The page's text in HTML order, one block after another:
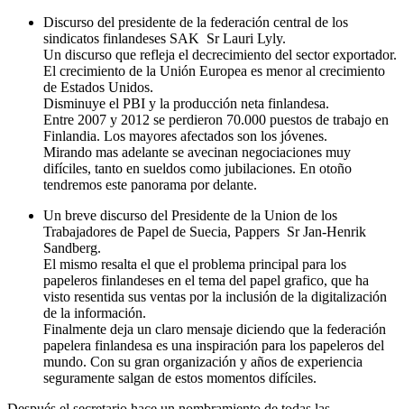
Discurso del presidente de la federación central de los
sindicatos finlandeses SAK Sr Lauri Lyly.
Un discurso que refleja el decrecimiento del sector exportador.
El crecimiento de la Unión Europea es menor al crecimiento
de Estados Unidos.
Disminuye el PBI y la producción neta finlandesa.
Entre 2007 y 2012 se perdieron 70.000 puestos de trabajo en
Finlandia. Los mayores afectados son los jóvenes.
Mirando mas adelante se avecinan negociaciones muy
difíciles, tanto en sueldos como jubilaciones. En otoño
tendremos este panorama por delante.
Un breve discurso del Presidente de la Union de los
Trabajadores de Papel de Suecia, Pappers Sr Jan-Henrik
Sandberg.
El mismo resalta el que el problema principal para los
papeleros finlandeses en el tema del papel grafico, que ha
visto resentida sus ventas por la inclusión de la digitalización
de la información.
Finalmente deja un claro mensaje diciendo que la federación
papelera finlandesa es una inspiración para los papeleros del
mundo. Con su gran organización y años de experiencia
seguramente salgan de estos momentos difíciles.